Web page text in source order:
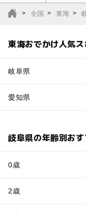
全国 東海
東海おでかけ人気
岐阜県
愛知県
岐阜県の年齢別お
0歳
2歳